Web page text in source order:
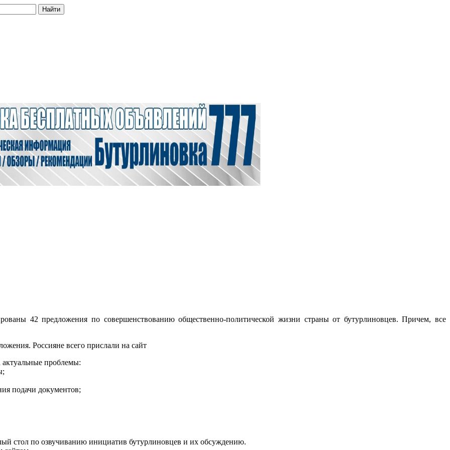
Найти
42 предложения по совершенствованию общественно-политической жизни страны от бутурлиновцев. Причем, все
Россияне всего прислали на сайт
проблемы:
подачи документов;
стол по озвучиванию инициатив бутурлиновцев и их обсуждению.